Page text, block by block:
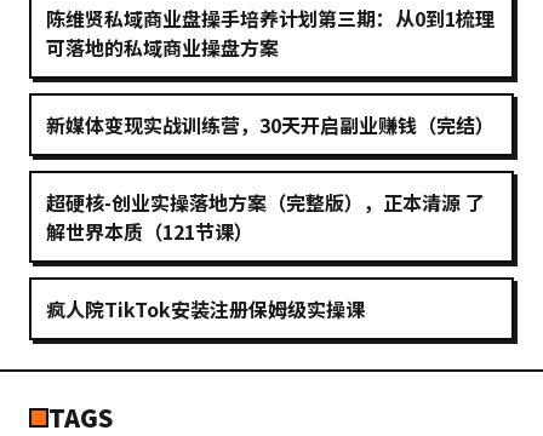
陈维贤私域商业盘操手培养计划第三期：从0到1梳理
可落地的私域商业操盘方案
新媒体变现实战训练营，30天开启副业赚钱（完结）
超硬核-创业实操落地方案（完整版），正本清源 了
解世界本质（121节课）
疯人院TikTok安装注册保姆级实操课
TAGS